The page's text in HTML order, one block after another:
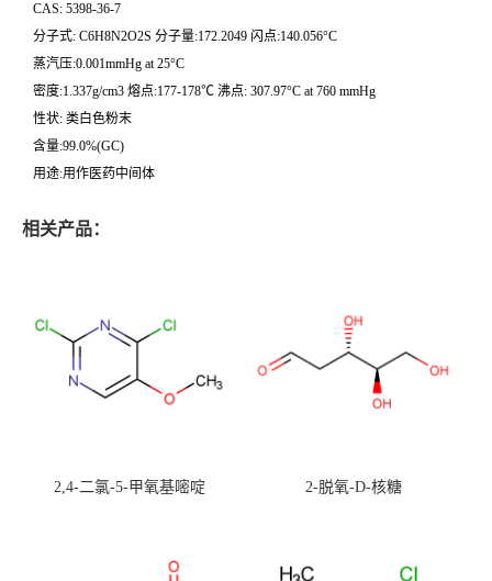
CAS: 5398-36-7
分子式: C6H8N2O2S 分子量:172.2049 闪点:140.056°C
蒸汽压:0.001mmHg at 25°C
密度:1.337g/cm3 熔点:177-178℃ 沸点: 307.97°C at 760 mmHg
性状: 类白色粉末
含量:99.0%(GC)
用途:用作医药中间体
相关产品：
2,4-二氯-5-甲氧基嘧啶 2-脱氧-D-核糖